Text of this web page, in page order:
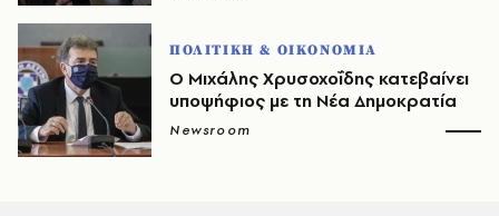
ΠΟΛΙΤΙΚΗ & ΟΙΚΟΝΟΜΙΑ
Ο Μιχάλης Χρυσοχοΐδης κατεβαίνει
υποψήφιος με τη Νέα Δημοκρατία
Newsroom